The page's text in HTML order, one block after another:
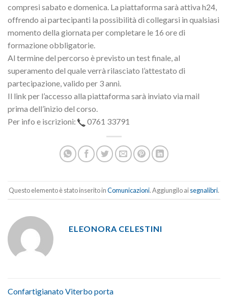
compresi sabato e domenica. La piattaforma sarà attiva h24,
offrendo ai partecipanti la possibilità di collegarsi in qualsiasi
momento della giornata per completare le 16 ore di
formazione obbligatorie.
Al termine del percorso è previsto un test finale, al
superamento del quale verrà rilasciato l’attestato di
partecipazione, valido per 3 anni.
Il link per l’accesso alla piattaforma sarà inviato via mail
prima dell’inizio del corso.
Per info e iscrizioni:
0761 33791
Questo elemento è stato inserito inComunicazioni. Aggiungilo aisegnalibri.
ELEONORA CELESTINI
Confartigianato Viterbo porta